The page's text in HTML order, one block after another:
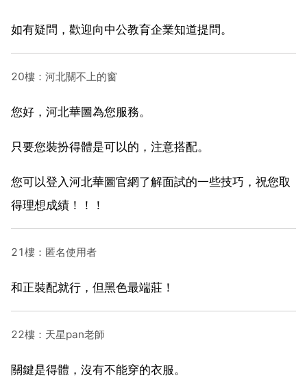
如有疑問，歡迎向中公教育企業知道提問。
20樓：河北關不上的窗
您好，河北華圖為您服務。
只要您裝扮得體是可以的，注意搭配。
您可以登入河北華圖官網了解面試的一些技巧，祝您取
得理想成績！！！
21樓：匿名使用者
和正裝配就行，但黑色最端莊！
22樓：天星pan老師
關鍵是得體，沒有不能穿的衣服。